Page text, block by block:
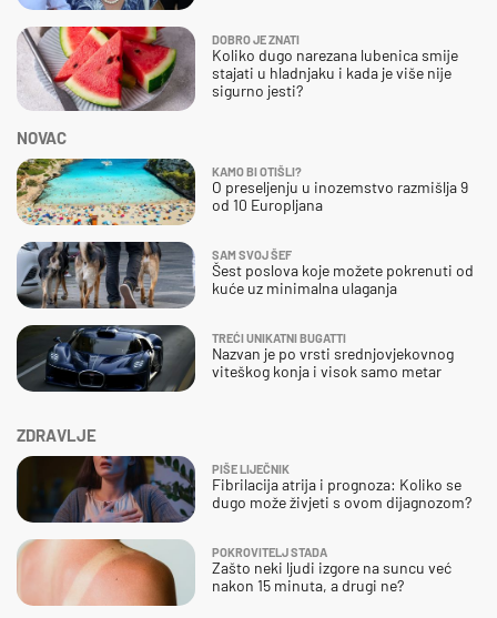
ZDRAVLJE
PIŠE LIJEČNIK
Fibrilacija atrija i prognoza: Koliko se
dugo može živjeti s ovom dijagnozom?
POKROVITELJ STADA
Zašto neki ljudi izgore na suncu već
nakon 15 minuta, a drugi ne?
NOVAC
KAMO BI OTIŠLI?
O preseljenju u inozemstvo razmišlja 9
od 10 Europljana
SAM SVOJ ŠEF
Šest poslova koje možete pokrenuti od
kuće uz minimalna ulaganja
TREĆI UNIKATNI BUGATTI
Nazvan je po vrsti srednjovjekovnog
viteškog konja i visok samo metar
DOBRO JE ZNATI
Koliko dugo narezana lubenica smije
stajati u hladnjaku i kada je više nije
sigurno jesti?